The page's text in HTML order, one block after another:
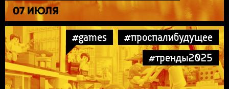
07 ИЮЛЯ
#games
#проспалибудущее
#тренды2025